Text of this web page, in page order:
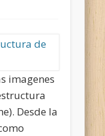
imagenes
Desde la